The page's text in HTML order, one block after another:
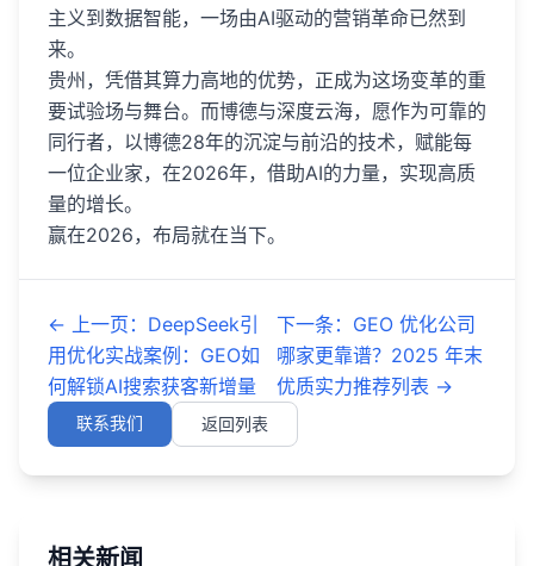
主义到数据智能，一场由AI驱动的营销革命已然到
来。
贵州，凭借其算力高地的优势，正成为这场变革的重
要试验场与舞台。而博德与深度云海，愿作为可靠的
同行者，以博德28年的沉淀与前沿的技术，赋能每
一位企业家，在2026年，借助AI的力量，实现高质
量的增长。
赢在2026，布局就在当下。
← 上一页 ： DeepSeek引
用优化实战案例：GEO如
何解锁AI搜索获客新增量
下一条 ： GEO 优化公司
哪家更靠谱？2025 年末
优质实力推荐列表 →
联系我们 返回列表
相关新闻